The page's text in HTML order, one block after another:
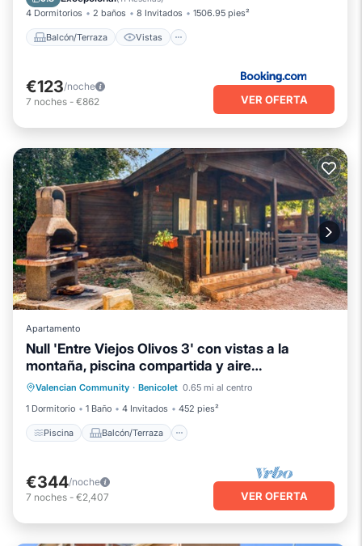
4 Dormitorios 2 baños 8 Invitados 1506.95 pies²
Balcón/Terraza Vistas
€123/noche
7 noches - €862 VER OFERTA
Apartamento
Null 'Entre Viejos Olivos 3' con vistas a la
montaña, piscina compartida y aire
acondicionado
Valencian Community · Benicolet 0.65 mi al centro
1 Dormitorio
1 Baño 4 Invitados 452 pies²
Piscina Balcón/Terraza
Piscina Balcón/Terraza
Cocina
Aire acondicionado
€344/noche
7 noches - €2,407 VER OFERTA